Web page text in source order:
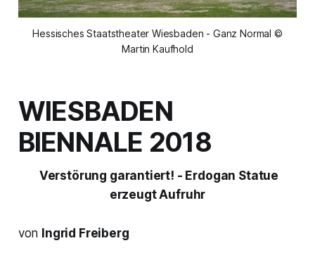
Hessisches Staatstheater Wiesbaden - Ganz Normal ©
Martin Kaufhold
WIESBADEN
BIENNALE 2018
Verstörung garantiert! - Erdogan Statue
erzeugt Aufruhr
von Ingrid Freiberg